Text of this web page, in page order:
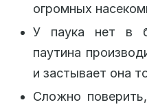
огромных
У паука нет в
паутина
и застывает она
Сложно